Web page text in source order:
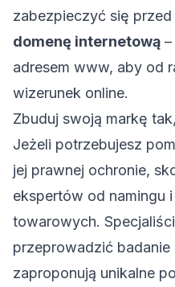
zabezpieczyć się przed
domenę internetową
adresem www, aby od
wizerunek online.
Zbuduj swoją markę
Jeżeli potrzebujesz
jej prawnej ochronie,
ekspertów od namingu
towarowych.
przeprowadzić
zaproponują unikalne